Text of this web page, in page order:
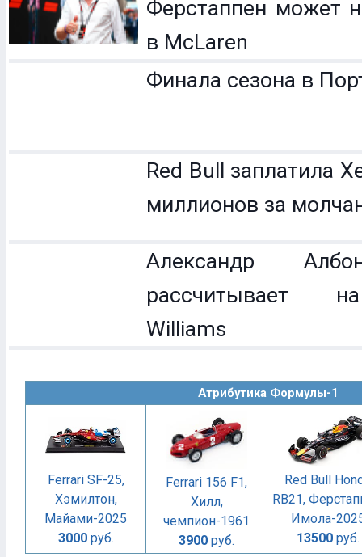
Ферстаппен может
в McLaren
Финала сезона в
Red Bull заплатила
миллионов за
Александр
рассчитывает
Williams
Атрибутика Формулы-1
Ferrari SF-25,
Хэмилтон,
Майами-2025
3000руб.
Ferrari 156 F1,
Хилл,
чемпион-1961
3900 руб.
Red Bull
RB21,
Имола-
13500руб.